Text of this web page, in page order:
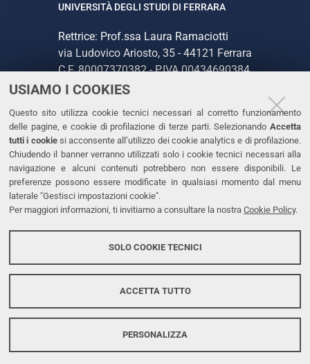
USIAMO I COOKIES
Questo sito utilizza cookie tecnici necessari al corretto funzionamento
delle pagine, e cookie di profilazione di terze parti. Selezionando Accetta
tutti i cookiesi acconsente all’utilizzo dei cookie analytics e di profilazione.
Chiudendo il banner verranno utilizzati solo i cookie tecnici necessari alla
navigazione e alcuni contenuti potrebbero non essere disponibili. Le
preferenze possono essere modificate in qualsiasi momento dal menu
laterale "Gestisci impostazioni cookie".
Per maggiori informazioni, ti invitiamo a consultare la nostra Cookie Policy.
SOLO COOKIE TECNICI
ACCETTA TUTTO
PERSONALIZZA
UNIVERSITÀ DEGLI STUDI DI FERRARA
Rettrice: Prof.ssa Laura Ramaciotti
via Ludovico Ariosto, 35 - 44121 Ferrara
C.F. 80007370382 - P.IVA 00434690384
CONTATTI
Tel. +39 0532 293111
Fax. +39 0532 293031
PEC
LINKS
Accessibilità
Protezione dati personali